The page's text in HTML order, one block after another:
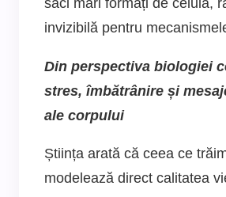
invizibilă pentru
Din perspectiva biologiei
stres, îmbătrânire și
ale corpului
Știința arată că ceea ce
modelează direct calitatea